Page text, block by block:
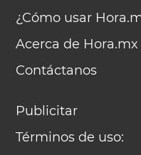
¿Cómo usar
Acerca de Hora.mx
Contáctanos
Publicitar
Términos de uso: